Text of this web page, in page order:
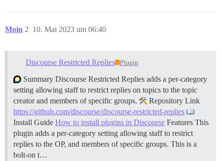
Moin 10. Mai 2023 um 06:40
2
Discourse Restricted Replies Plugin
Summary Discourse Restricted Replies adds a per-category
setting allowing staff to restrict replies on topics to the topic
creator and members of specific groups.
Repository Link
https://github.com/discourse/discourse-restricted-replies
Install Guide How to install plugins in Discourse Features This
plugin adds a per-category setting allowing staff to restrict
replies to the OP, and members of specific groups. This is a
bolt-on t…